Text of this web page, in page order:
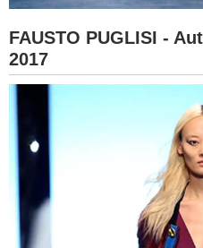
FAUSTO PUGLISI -
2017